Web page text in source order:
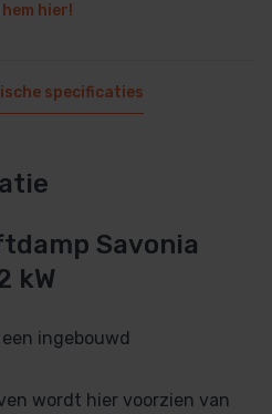
hier!
specificaties
Savonia
kW
ingebouwd
wordt hier voorzien van